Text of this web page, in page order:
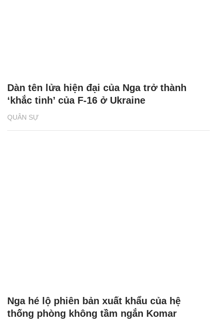
QUÂN SỰ
Dàn tên lửa hiện đại của Nga trở thành
‘khắc tinh’ của F-16 ở Ukraine
Nga hé lộ phiên bản xuất khẩu của hệ
thống phòng không tầm ngắn Komar